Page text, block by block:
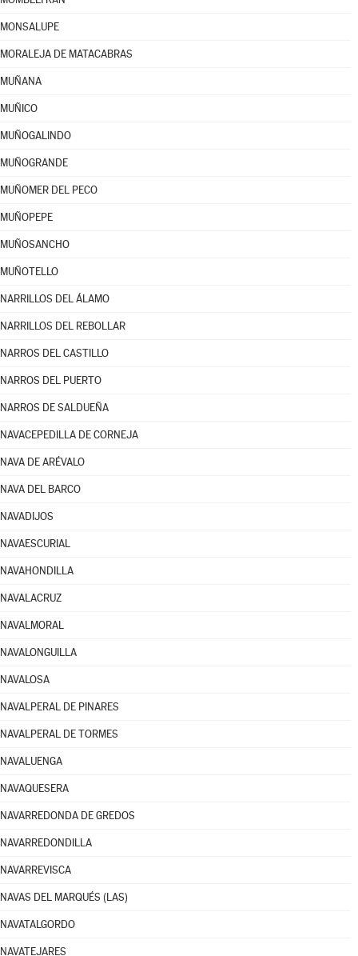
MONSALUPE
MORALEJA DE MATACABRAS
MUÑANA
MUÑICO
MUÑOGALINDO
MUÑOGRANDE
MUÑOMER DEL PECO
MUÑOPEPE
MUÑOSANCHO
MUÑOTELLO
NARRILLOS DEL ÁLAMO
NARRILLOS DEL REBOLLAR
NARROS DEL CASTILLO
NARROS DEL PUERTO
NARROS DE SALDUEÑA
NAVACEPEDILLA DE CORNEJA
NAVA DE ARÉVALO
NAVA DEL BARCO
NAVADIJOS
NAVAESCURIAL
NAVAHONDILLA
NAVALACRUZ
NAVALMORAL
NAVALONGUILLA
NAVALOSA
NAVALPERAL DE PINARES
NAVALPERAL DE TORMES
NAVALUENGA
NAVAQUESERA
NAVARREDONDA DE GREDOS
NAVARREDONDILLA
NAVARREVISCA
NAVAS DEL MARQUÉS (LAS)
NAVATALGORDO
NAVATEJARES